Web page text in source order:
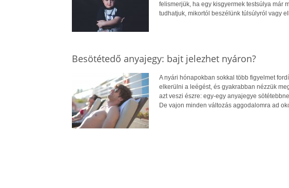
felismerjük, ha egy kisgyermek testsúlya már
tudhatjuk, mikortól beszélünk túlsúlyról vagy
Besötétedő anyajegy: bajt jelezhet nyáron?
A nyári hónapokban sokkal több figyelmet
elkerülni a leégést, és gyakrabban nézzük
azt veszi észre: egy-egy anyajegye
De vajon minden változás aggodalomra ad